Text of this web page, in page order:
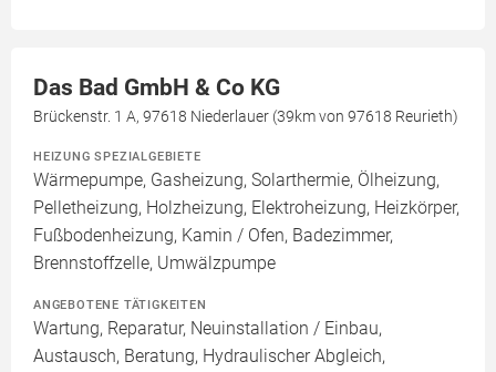
Das Bad GmbH & Co KG
Brückenstr. 1 A, 97618 Niederlauer (39km von 97618 Reurieth)
HEIZUNG SPEZIALGEBIETE
Wärmepumpe, Gasheizung, Solarthermie, Ölheizung,
Pelletheizung, Holzheizung, Elektroheizung, Heizkörper,
Fußbodenheizung, Kamin / Ofen, Badezimmer,
Brennstoffzelle, Umwälzpumpe
ANGEBOTENE TÄTIGKEITEN
Wartung, Reparatur, Neuinstallation / Einbau,
Austausch, Beratung, Hydraulischer Abgleich,